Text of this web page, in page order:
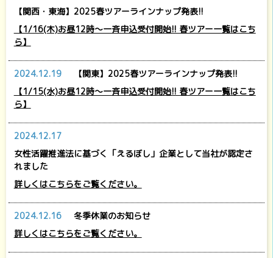
【関西・東海】2025春ツアーラインナップ発表!!
【1/16(木)お昼12時～一斉申込受付開始!! 春ツアー一覧はこち
ら】
2024.12.19
【関東】2025春ツアーラインナップ発表!!
【1/15(水)お昼12時～一斉申込受付開始!! 春ツアー一覧はこち
ら】
2024.12.17
女性活躍推進法に基づく「えるぼし」企業として当社が認定さ
れました
詳しくはこちらをご覧ください。
2024.12.16
冬季休業のお知らせ
詳しくはこちらをご覧ください。